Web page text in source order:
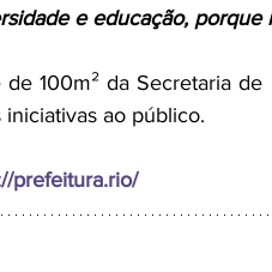
e educação, porque
de 100m² da Secretaria
iniciativas ao público.
prefeitura.rio/